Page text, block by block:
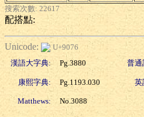
搜索次數: 22617
配搭點:
Unicode:
U+9076
漢語大字典:
Pg.3880 普通
康熙字典: Pg.1193.030 英
Matthews: No.3088